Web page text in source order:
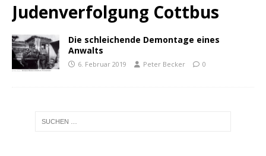
Judenverfolgung Cottbus
Die schleichende Demontage eines
Anwalts
6. Februar 2019 Peter Becker 0